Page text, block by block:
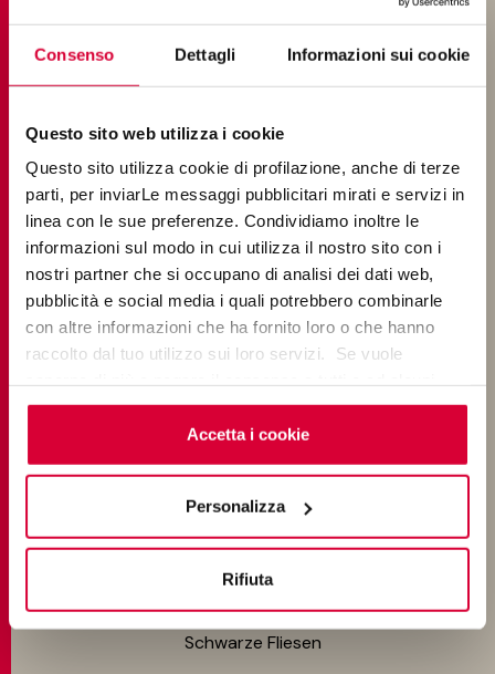
Consenso Dettagli Informazioni sui cookie
Questo sito web utilizza i cookie
Questo sito utilizza cookie di profilazione, anche di terze
parti, per inviarLe messaggi pubblicitari mirati e servizi in
linea con le sue preferenze. Condividiamo inoltre le
informazioni sul modo in cui utilizza il nostro sito con i
nostri partner che si occupano di analisi dei dati web,
pubblicità e social media i quali potrebbero combinarle
con altre informazioni che ha fornito loro o che hanno
raccolto dal tuo utilizzo sui loro servizi. Se vuole
cookieclicchi qui. Il consenso può essere espresso
cliccando sul tasto “Accetta i cookie”. Se non vuole i
cookie di profilazione può negare il consenso sul tasto
Accetta i cookie
Personalizza
Rifiuta
UMGEBUNGEN
Wohnzimmerfliesen
Schlafzimmerflisen
Terrassenplatten
Pool Fliesen
FARBEN
Graue Fliesen
Dunkelgraue Fliesen
Beige Fliesen
Schwarze Fliesen